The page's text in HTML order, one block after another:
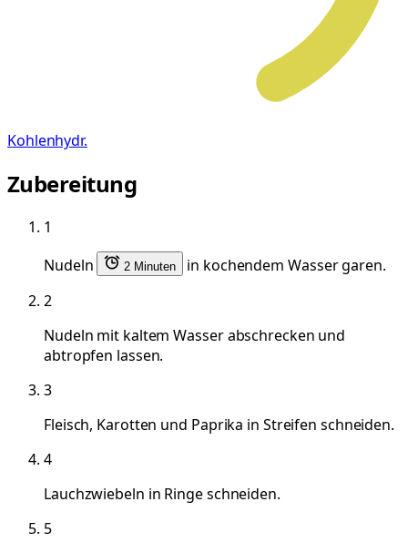
Kohlenhydr.
Zubereitung
1
Nudeln
2 Minuten
in kochendem Wasser garen.
2
Nudeln mit kaltem Wasser abschrecken und
abtropfen lassen.
3
Fleisch, Karotten und Paprika in Streifen schneiden.
4
Lauchzwiebeln in Ringe schneiden.
5